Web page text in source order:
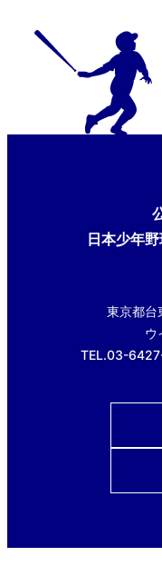
日本少年
東京都
ウ
TEL.03-